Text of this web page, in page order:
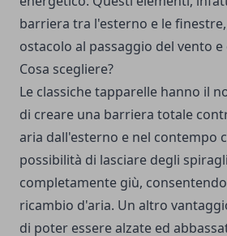
barriera tra l'esterno e le
ostacolo al passaggio del vento
Cosa scegliere?
Le classiche tapparelle hanno il
di creare una barriera totale
aria dall'esterno e nel contempo
possibilità di lasciare degli
completamente giù,
ricambio d'aria. Un altro
di poter essere alzate ed